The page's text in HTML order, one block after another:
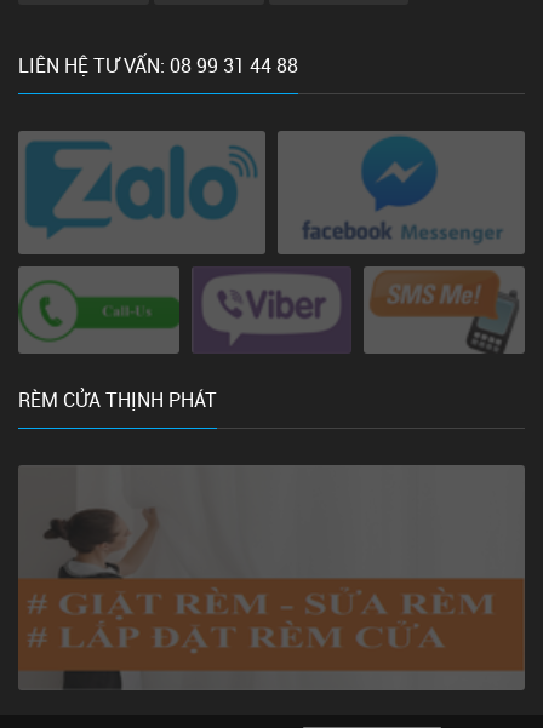
LIÊN HỆ TƯ VẤN: 08 99 31 44 88
RÈM CỬA THỊNH PHÁT